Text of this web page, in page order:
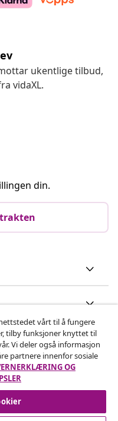
ukentlige tilbud,
vidaXL.
din.
vårt til å fungere
tilby funksjoner knyttet til
Vi deler også informasjon
partnere innenfor sosiale
OG